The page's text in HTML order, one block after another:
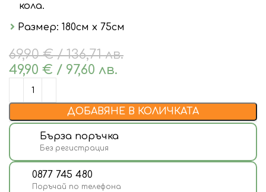
кола.
Размер: 180см х 75см
69,90€/ 136,71 лв.
49,90€ / 97,60 лв.
ДОБАВЯНЕ В КОЛИЧКАТА
Бърза поръчка
Без регистрация
0877 745 480
Поръчай по телефона